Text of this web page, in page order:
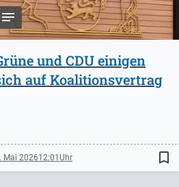
und CDU einigen
auf Koalitionsvertrag
Mai 202612:01 bookmark_border